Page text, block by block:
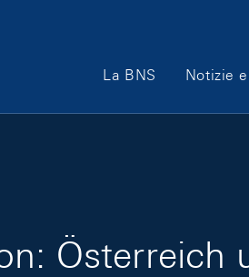
Main Navigation
La BNS Notizie
Österreich